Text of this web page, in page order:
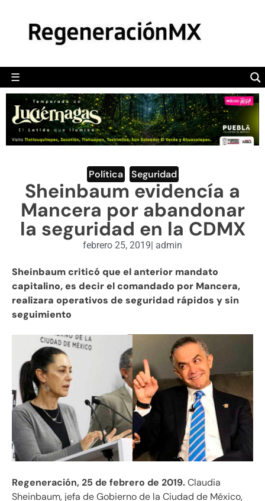
☰
POLÍTICA
CAMALEÓN
OPINIÓN
DEPORTES
ENGLISH SECTION
VIDEOS
Política Seguridad
Sheinbaum evidencía a
Mancera por abandonar
la seguridad en la CDMX
febrero 25, 2019| admin
Sheinbaum criticó que el anterior mandato
capitalino, es decir el comandado por Mancera,
realizara operativos de seguridad rápidos y sin
seguimiento
Regeneración, 25 de febrero de 2019.Claudia
Sheinbaum, jefa de Gobierno de la Ciudad de México,